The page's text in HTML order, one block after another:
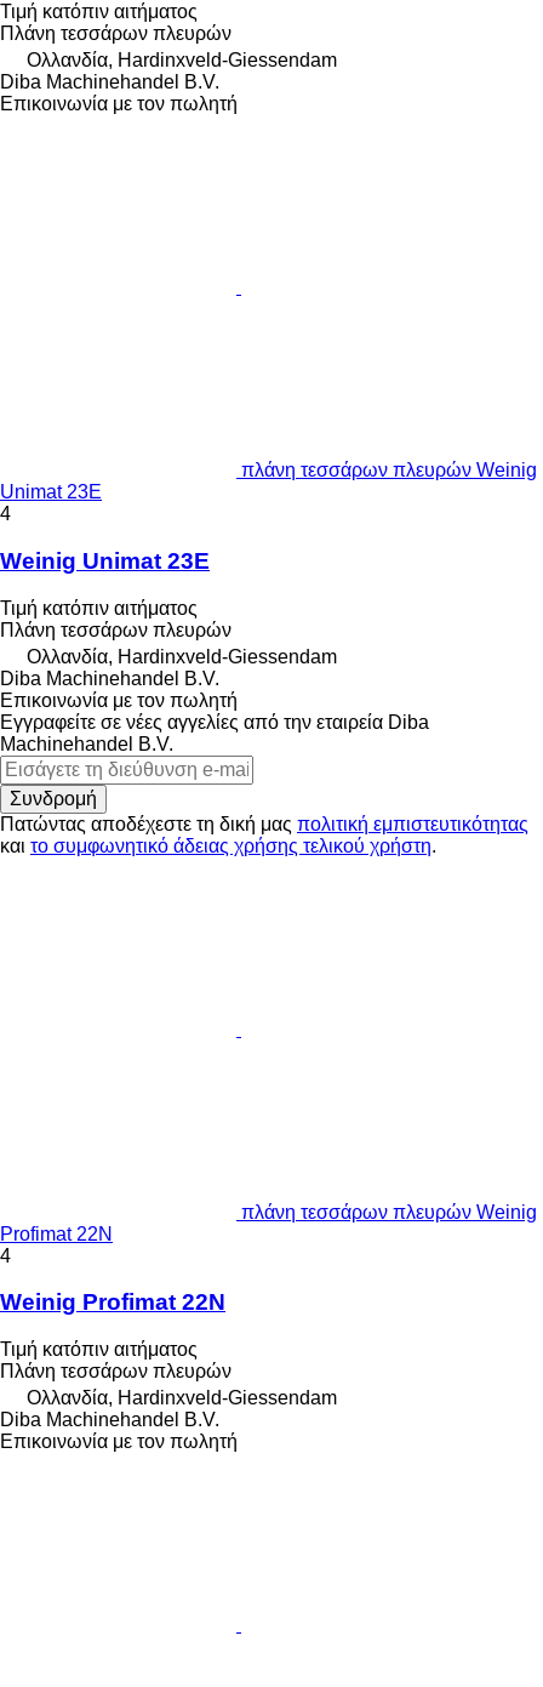
Τιμή κατόπιν αιτήματος
Πλάνη τεσσάρων πλευρών
Ολλανδία, Hardinxveld-Giessendam
Diba Machinehandel B.V.
Επικοινωνία με τον πωλητή
πλάνη τεσσάρων πλευρών Weinig
Unimat 23E
4
Weinig Unimat 23E
Τιμή κατόπιν αιτήματος
Πλάνη τεσσάρων πλευρών
Ολλανδία, Hardinxveld-Giessendam
Diba Machinehandel B.V.
Επικοινωνία με τον πωλητή
Εγγραφείτε σε νέες αγγελίες από την εταιρεία Diba
Machinehandel B.V.
Συνδρομή
Πατώντας αποδέχεστε τη δική μας πολιτική εμπιστευτικότητας
και το συμφωνητικό άδειας χρήσης τελικού χρήστη.
πλάνη τεσσάρων πλευρών Weinig
Profimat 22N
4
Weinig Profimat 22N
Τιμή κατόπιν αιτήματος
Πλάνη τεσσάρων πλευρών
Ολλανδία, Hardinxveld-Giessendam
Diba Machinehandel B.V.
Επικοινωνία με τον πωλητή